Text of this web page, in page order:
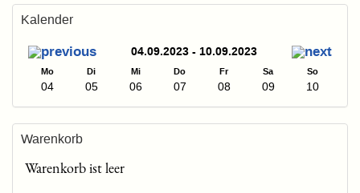
Kalender
04.09.2023 - 10.09.2023
Mo Di Mi Do Fr Sa So
04 05 06 07 08 09 10
Warenkorb
Warenkorb ist leer